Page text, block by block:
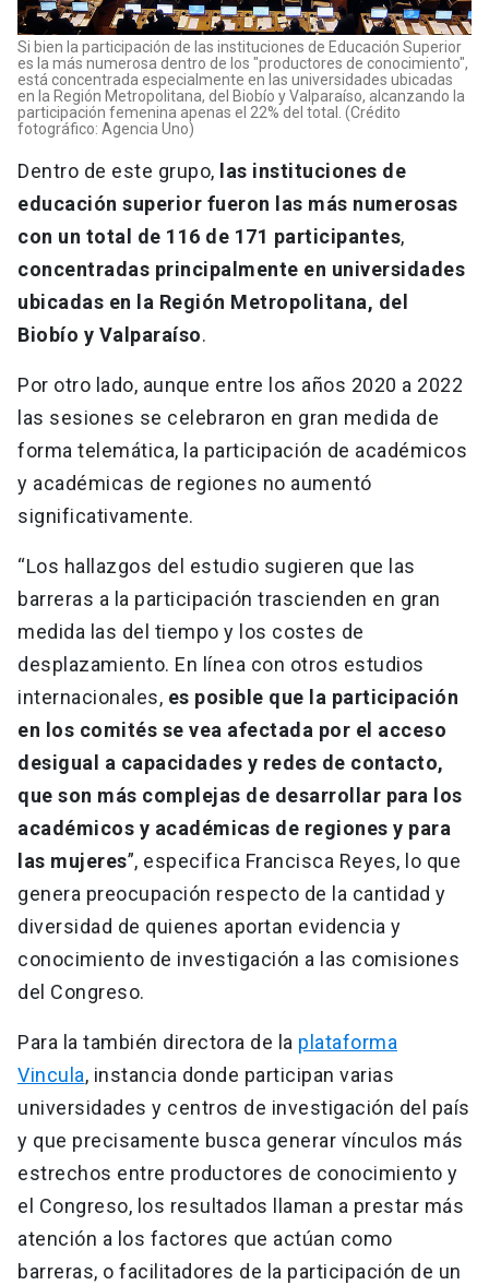
Si bien la participación de las instituciones de Educación Superior
es la más numerosa dentro de los "productores de conocimiento",
está concentrada especialmente en las universidades ubicadas
en la Región Metropolitana, del Biobío y Valparaíso, alcanzando la
participación femenina apenas el 22% del total. (Crédito
fotográfico: Agencia Uno)
Dentro de este grupo, las instituciones de
educación superior fueron las más numerosas
con un total de 116 de 171 participantes,
concentradas principalmente en universidades
ubicadas en la Región Metropolitana, del
Biobío y Valparaíso.
Por otro lado, aunque entre los años 2020 a 2022
las sesiones se celebraron en gran medida de
forma telemática, la participación de académicos
y académicas de regiones no aumentó
significativamente.
“Los hallazgos del estudio sugieren que las
barreras a la participación trascienden en gran
medida las del tiempo y los costes de
desplazamiento. En línea con otros estudios
internacionales, es posible que la participación
en los comités se vea afectada por el acceso
desigual a capacidades y redes de contacto,
que son más complejas de desarrollar para los
académicos y académicas de regiones y para
las mujeres”, especifica Francisca Reyes, lo que
genera preocupación respecto de la cantidad y
diversidad de quienes aportan evidencia y
conocimiento de investigación a las comisiones
del Congreso.
Para la también directora de la plataforma
Vincula, instancia donde participan varias
universidades y centros de investigación del país
y que precisamente busca generar vínculos más
estrechos entre productores de conocimiento y
el Congreso, los resultados llaman a prestar más
atención a los factores que actúan como
barreras, o facilitadores de la participación de un